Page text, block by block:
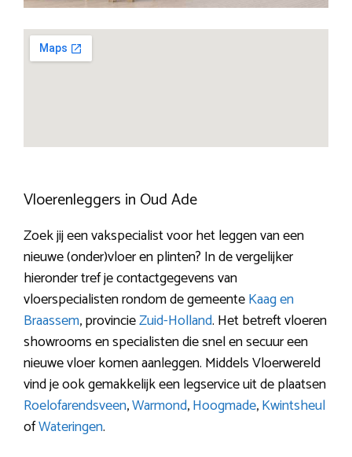
Vloerenleggers in Oud Ade
Zoek jij een vakspecialist voor het leggen van een
nieuwe (onder)vloer en plinten? In de vergelijker
hieronder tref je contactgegevens van
vloerspecialisten rondom de gemeenteKaag en
Braassem, provincieZuid-Holland. Het betreft vloeren
showrooms en specialisten die snel en secuur een
nieuwe vloer komen aanleggen. Middels Vloerwereld
vind je ook gemakkelijk een legservice uit de plaatsen
Roelofarendsveen,Warmond,Hoogmade,Kwintsheul
ofWateringen.